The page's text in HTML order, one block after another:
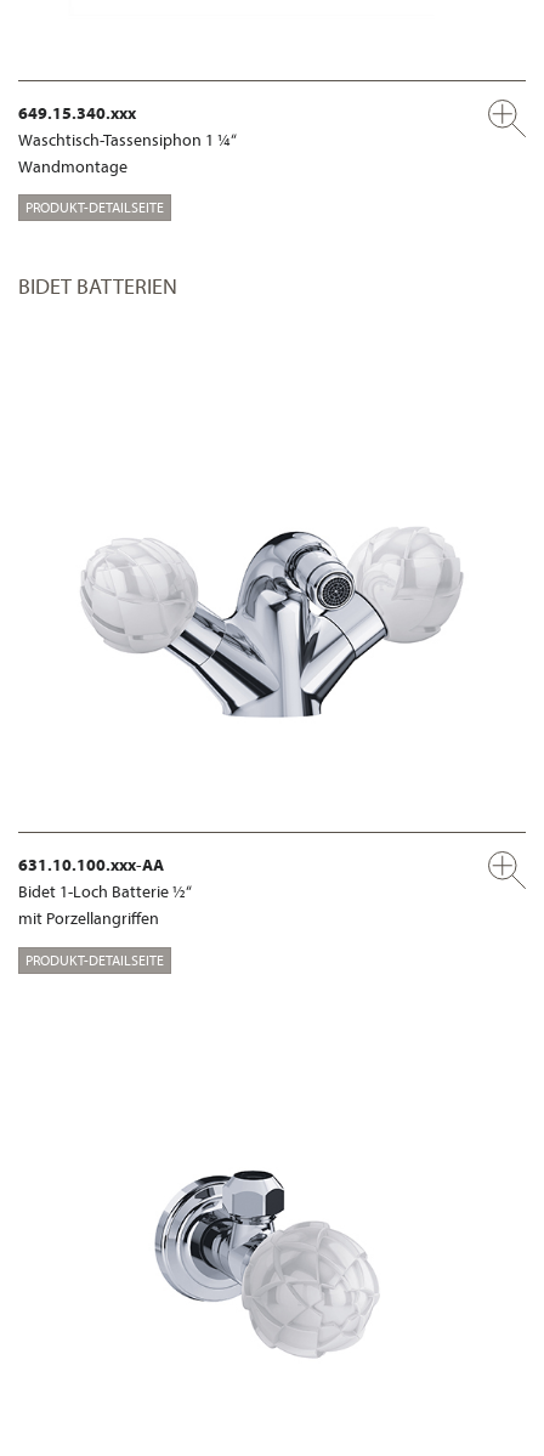
649.15.340.xxx
Waschtisch-Tassensiphon 1 ¼“
Wandmontage
PRODUKT-DETAILSEITE
BIDET BATTERIEN
631.10.100.xxx-AA
Bidet 1-Loch Batterie ½“
mit Porzellangriffen
PRODUKT-DETAILSEITE